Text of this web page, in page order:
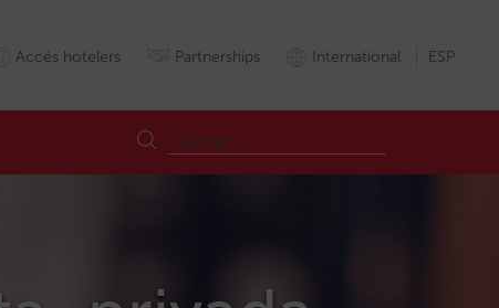
Accés hotelers Partnerships International ESP